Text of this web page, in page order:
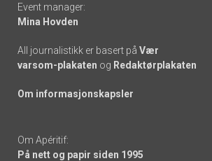
Event manager:
Mina Hovden
All journalistikk er basert på Vær
varsom-plakaten og Redaktørplakaten
Om informasjonskapsler
Om Apéritif:
På nett og papir siden 1995